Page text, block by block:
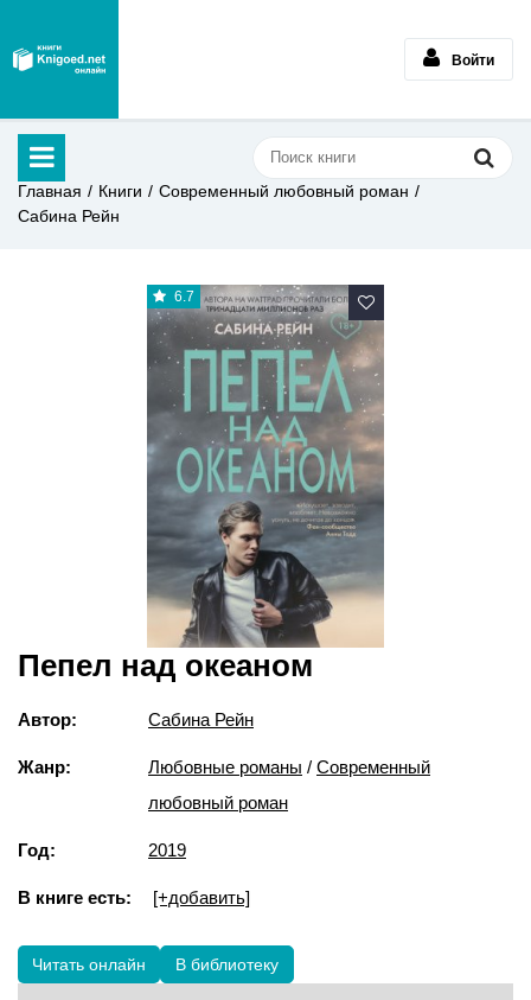
Войти
Главная Книги
Современный любовный роман
Сабина Рейн
6.7
Пепел над океаном
Автор: Сабина Рейн
Жанр: Любовные романы / Современный
любовный роман
Год: 2019
В книге есть: [+добавить]
Читать онлайн В библиотеку